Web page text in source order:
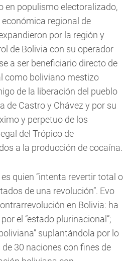
en populismo electoralizado,
regional de
por la región y
de Bolivia con su operador
a ser beneficiario directo de
como boliviano mestizo
de la liberación del pueblo
de Castro y Chávez y por su
y perpetuo de los
del Trópico de
a la producción de cocaína.
quien “intenta revertir total o
de una revolución”. Evo
en Bolivia: ha
el “estado plurinacional”;
suplantándola por lo
30 naciones con fines de